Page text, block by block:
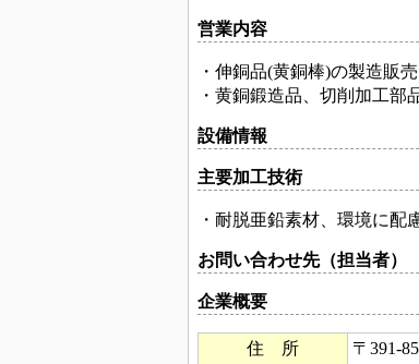
営業内容
・伸銅品(黄銅棒)の製造販売
・黄銅鍛造品、切削加工部
設備情報
主要加工技術
・耐脱亜鉛素材、環境に配
お問い合わせ先（担当者）
企業概要
住 所
〒391-